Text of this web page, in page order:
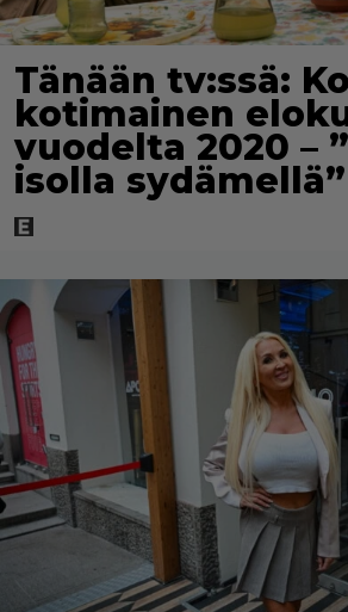
Tänään tv:ssä:
kotimainen
vuodelta 2020 –
isolla sydämellä”